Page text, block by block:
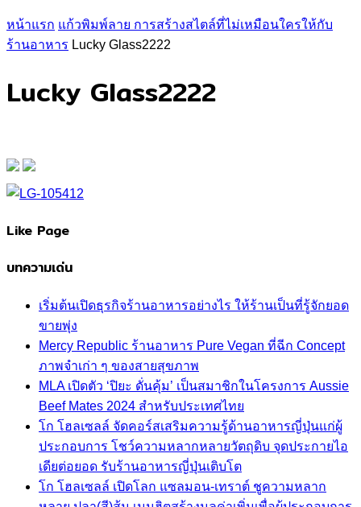
หน้าแรก แก้วพิมพ์ลาย การสร้างสไตล์ที่ไม่เหมือนใครให้กับ
ร้านอาหาร Lucky Glass2222
Lucky Glass2222
Like Page
บทความเด่น
เริ่มต้นเปิดธุรกิจร้านอาหารอย่างไร ให้ร้านเป็นที่รู้จักยอด
ขายพุ่ง
Mercy Republic ร้านอาหาร Pure Vegan ที่ฉีก Concept
ภาพจำเก่า ๆ ของสายสุขภาพ
MLA เปิดตัว ‘ปิยะ ดั่นคุ้ม’ เป็นสมาชิกในโครงการ Aussie
Beef Mates 2024 สำหรับประเทศไทย
โก โฮลเซลล์ จัดคอร์สเสริมความรู้ด้านอาหารญี่ปุ่นแก่ผู้
ประกอบการ โชว์ความหลากหลายวัตถุดิบ จุดประกายไอ
เดียต่อยอด รับร้านอาหารญี่ปุ่นเติบโต
โก โฮลเซลล์ เปิดโลก แซลมอน-เทราต์ ชูความหลาก